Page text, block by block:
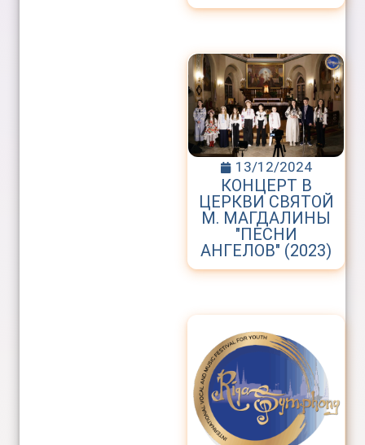
13/12/2024
КОНЦЕРТ В
ЦЕРКВИ СВЯТОЙ
М. МАГДАЛИНЫ
"ПЕСНИ
АНГЕЛОВ" (2023)